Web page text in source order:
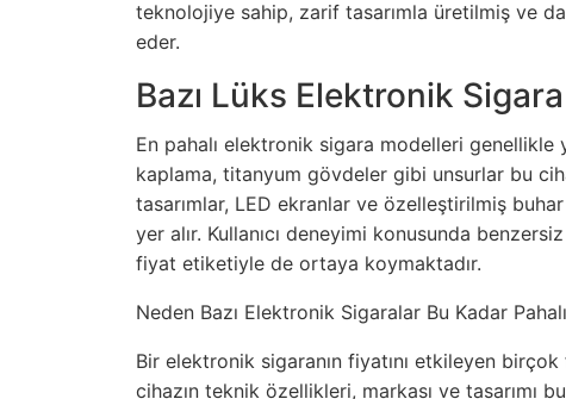
teknolojiye sahip, zarif tasarımla üretilmiş ve
eder.
Bazı Lüks Elektronik
En pahalı elektronik sigara modelleri
kaplama, titanyum gövdeler gibi unsurlar bu
tasarımlar, LED ekranlar ve özelleştirilmiş
yer alır. Kullanıcı deneyimi konusunda
fiyat etiketiyle de ortaya koymaktadır.
Neden Bazı Elektronik Sigaralar Bu Kadar
Bir elektronik sigaranın fiyatını etkileyen
cihazın teknik özellikleri, markası ve tasarımı